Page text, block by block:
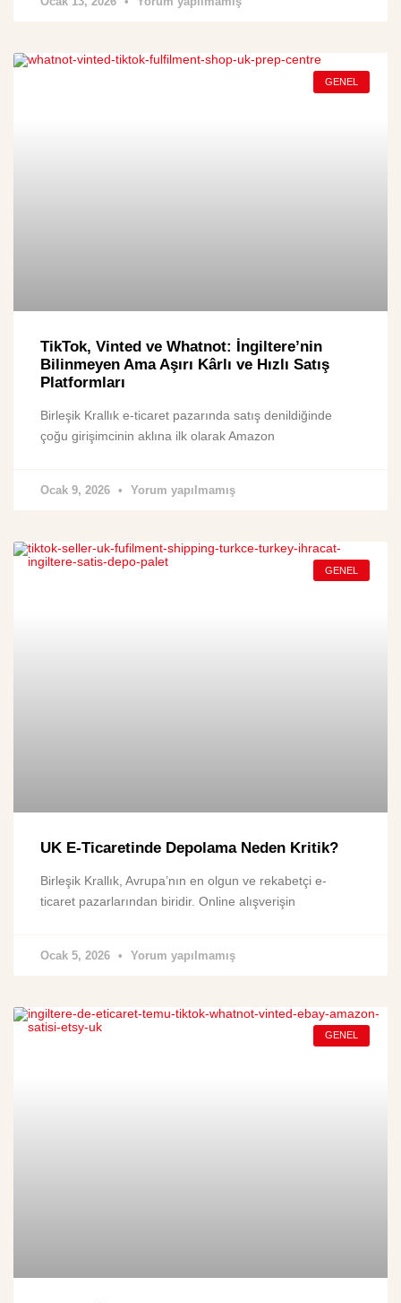
GENEL
TikTok, Vinted ve Whatnot: İngiltere’nin
Bilinmeyen Ama Aşırı Kârlı ve Hızlı Satış
Platformları
Birleşik Krallık e-ticaret pazarında satış denildiğinde
çoğu girişimcinin aklına ilk olarak Amazon
Ocak 9, 2026 Yorum yapılmamış
GENEL
UK E-Ticaretinde Depolama Neden Kritik?
Birleşik Krallık, Avrupa’nın en olgun ve rekabetçi e-
ticaret pazarlarından biridir. Online alışverişin
Ocak 5, 2026 Yorum yapılmamış
GENEL